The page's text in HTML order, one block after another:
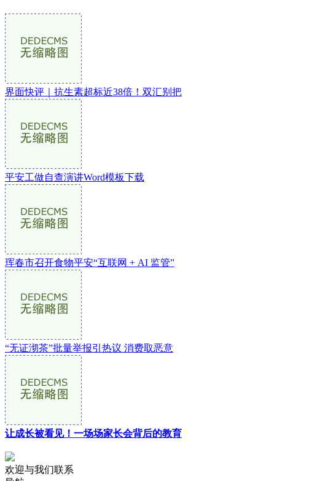
界面快评｜抗生素超标近38倍！双汇别把
平安工做自查演讲Word模板下载
珲春市召开食物平安“互联网 + AI 监管”
“无证沏茶”批量举报引热议 消费取恶意
让成长被看见！一场场家长会背后的教育
欢迎与我们联系